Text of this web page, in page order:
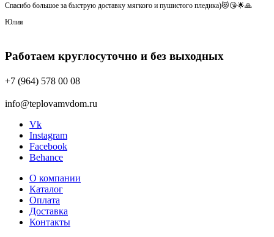
Спасибо большое за быструю доставку мягкого и пушистого пледика)😻😘🌟🙏
Юлия
Работаем круглосуточно и без выходных
+7 (964) 578 00 08
info@teplovamvdom.ru
Vk
Instagram
Facebook
Behance
О компании
Каталог
Оплата
Доставка
Контакты